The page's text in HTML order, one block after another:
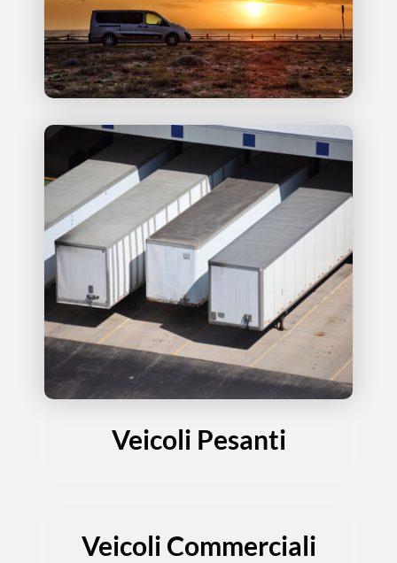
Veicoli Pesanti
Veicoli Commerciali